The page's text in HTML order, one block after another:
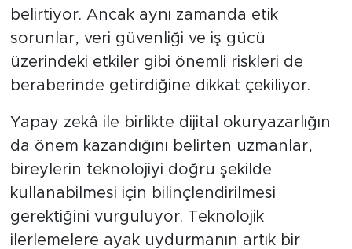
belirtiyor. Ancak aynı zamanda etik
sorunlar, veri güvenliği ve iş gücü
üzerindeki etkiler gibi önemli riskleri de
beraberinde getirdiğine dikkat çekiliyor.
Yapay zekâ ile birlikte dijital okuryazarlığın
da önem kazandığını belirten uzmanlar,
bireylerin teknolojiyi doğru şekilde
kullanabilmesi için bilinçlendirilmesi
gerektiğini vurguluyor. Teknolojik
ilerlemelere ayak uydurmanın artık bir